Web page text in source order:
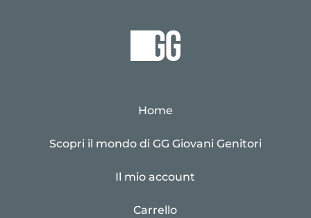
Home
Scopri il mondo di GG Giovani Genitori
Il mio account
Carrello